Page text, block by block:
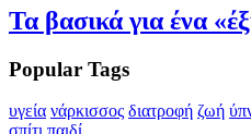
Τα βασικά για ένα
Popular Tags
υγεία νάρκισσος διατροφή ζωή